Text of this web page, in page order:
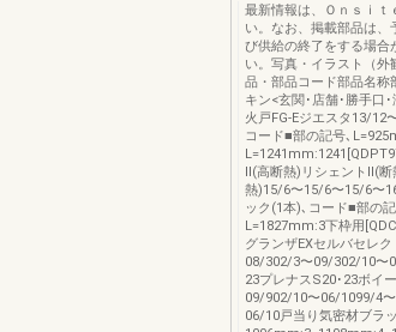
最新情報は、Ｏｎｓｉｔ
い。なお、掲載部品は、
び供給の終了をする場合
い。写真・イラスト（
品・部品コード部品名称
キン<玄関･店舗･勝手口
火戸FG-Eジエスタ13/12
コード■部の記号､
Ⅱ(高断熱)リシェントⅡ(
熱)15/6〜15/6〜15/6〜
ック(1本)､コード■部の
L=1827mm:3下枠用
グランザEXセルバセレ
08/302/3〜09/302/10〜
23プレナスS20･23ボイ
09/902/10〜06/1099/4
06/10戸当り気密材ブラ